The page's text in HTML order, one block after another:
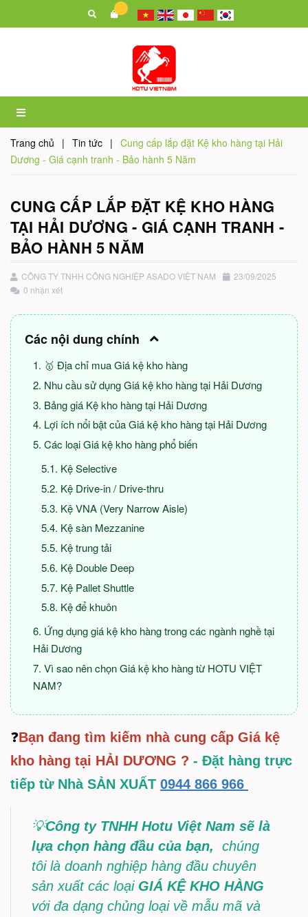
Trang chủ | Tin tức | Cung cấp lắp đặt Kệ kho hàng tại Hải
Dương - Giá cạnh tranh - Bảo hành 5 Năm
CUNG CẤP LẮP ĐẶT KỆ KHO HÀNG
TẠI HẢI DƯƠNG - GIÁ CẠNH TRANH -
BẢO HÀNH 5 NĂM
CÔNG TY TNHH CÔNG NGHIỆP ASADO VIỆT NAM
23/09/2025
0 nhận xét
Các nội dung chính
🥇 Địa chỉ mua Giá kệ kho hàng
Nhu cầu sử dụng Giá kệ kho hàng tại Hải Dương
Bảng giá Kệ kho hàng tại Hải Dương
Lợi ích nổi bật của Giá kệ kho hàng tại Hải Dương
Các loại Giá kệ kho hàng phổ biến
Kệ Selective
Kệ Drive-in / Drive-thru
Kệ VNA (Very Narrow Aisle)
Kệ sàn Mezzanine
Kệ trung tải
Kệ Double Deep
Kệ Pallet Shuttle
Kệ để khuôn
Ứng dụng giá kệ kho hàng trong các ngành nghề tại
Hải Dương
Vì sao nên chọn Giá kệ kho hàng từ HOTU VIỆT
NAM?
❓Bạn đang tìm kiếm nhà cung cấp Giá kệ
kho hàng tại HẢI DƯƠNG ? - Đặt hàng trực
tiếp từ Nhà SẢN XUẤT 0944 866 966
💡Công ty TNHH Hotu Việt Nam sẽ là
lựa chọn hàng đầu của bạn, chúng
tôi là doanh nghiệp hàng đầu chuyên
sản xuất các loại GIÁ KỆ KHO HÀNG
với đa dạng chủng loại về mẫu mã và